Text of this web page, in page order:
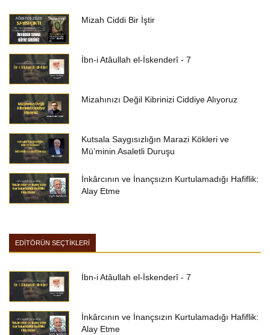
Mizah Ciddi Bir İştir
İbn-i Atâullah el-İskenderî - 7
Mizahınızı Değil Kibrinizi Ciddiye Alıyoruz
Kutsala Saygısızlığın Marazi Kökleri ve
Mü’minin Asaletli Duruşu
İnkârcının ve İnançsızın Kurtulamadığı Hafiflik:
Alay Etme
EDİTÖRÜN SEÇTİKLERİ
İbn-i Atâullah el-İskenderî - 7
İnkârcının ve İnançsızın Kurtulamadığı Hafiflik:
Alay Etme